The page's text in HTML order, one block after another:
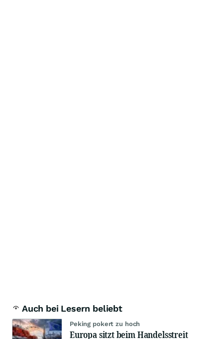
Auch bei Lesern beliebt
Peking pokert zu hoch
Europa sitzt beim Handelsstreit